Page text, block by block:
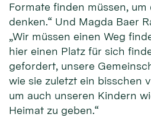
Formate finden müssen, um
denken.“ Und Magda Baer
„Wir müssen einen Weg
hier einen Platz für sich
gefordert, unsere
wie sie zuletzt ein bisschen
um auch unseren Kindern
Heimat zu geben.“